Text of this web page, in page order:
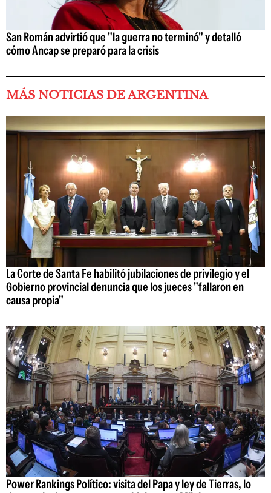
San Román advirtió que "la guerra no terminó" y detalló
cómo Ancap se preparó para la crisis
MÁS NOTICIAS DE ARGENTINA
La Corte de Santa Fe habilitó jubilaciones de privilegio y el
Gobierno provincial denuncia que los jueces "fallaron en
causa propia"
Power Rankings Político: visita del Papa y ley de Tierras, lo